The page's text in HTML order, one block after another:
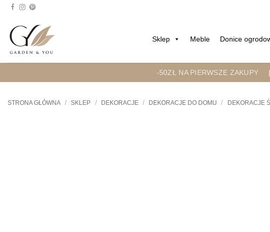
Przejdź
treści
Sklep Meble Donice
-50ZŁ NA PIERWSZE ZAKUPY
STRONA GŁÓWNA / SKLEP / DEKORACJE / DEKORACJE DO DOMU / DEKORACJE